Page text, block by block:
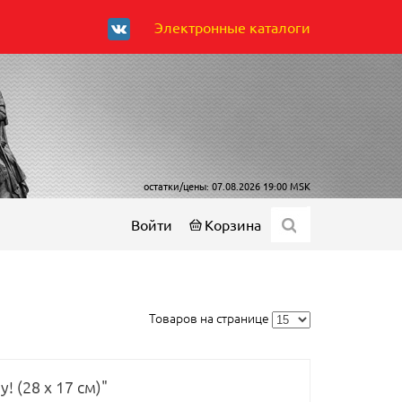
Электронные каталоги
остатки/цены: 07.08.2026 19:00 MSK
Войти Корзина
Товаров на странице
(28 х 17 см)"